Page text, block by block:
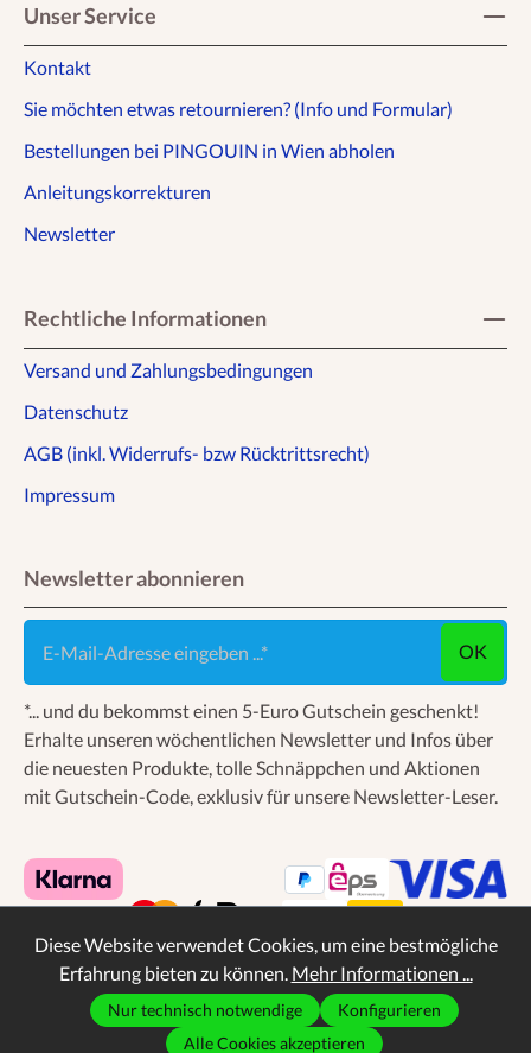
Unser Service
Kontakt
Sie möchten etwas retournieren? (Info und Formular)
Bestellungen bei PINGOUIN in Wien abholen
Anleitungskorrekturen
Newsletter
Rechtliche Informationen
Versand und Zahlungsbedingungen
Datenschutz
AGB (inkl. Widerrufs- bzw Rücktrittsrecht)
Impressum
Newsletter abonnieren
E-Mail-Adresse eingeben ...
OK
*... und du bekommst einen 5-Euro Gutschein geschenkt!
Erhalte unseren wöchentlichen Newsletter und Infos über
die neuesten Produkte, tolle Schnäppchen und Aktionen
mit Gutschein-Code, exklusiv für unsere Newsletter-Leser.
* Alle Preise inkl. gesetzl. Mehrwertsteuer zzgl.
, wenn nicht anders angegeben.
Diese Website verwendet Cookies, um eine bestmögliche
Erfahrung bieten zu können. Mehr Informationen ...
Nur technisch notwendige
Konfigurieren
Alle Cookies akzeptieren